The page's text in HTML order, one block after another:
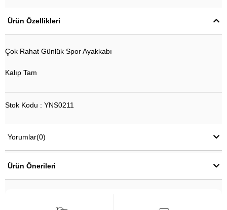
Ürün Özellikleri
Çok Rahat Günlük Spor Ayakkabı
Kalıp Tam
Stok Kodu : YNS0211
Yorumlar(0)
Ürün Önerileri